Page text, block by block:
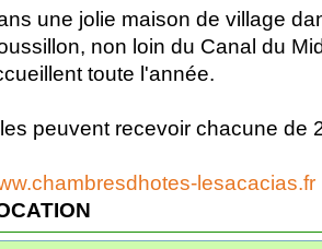
une jolie maison de village
non loin du Canal du
toute l'année.
peuvent recevoir chacune de
lesacacias.fr